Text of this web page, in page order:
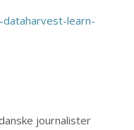
learn-
journalister